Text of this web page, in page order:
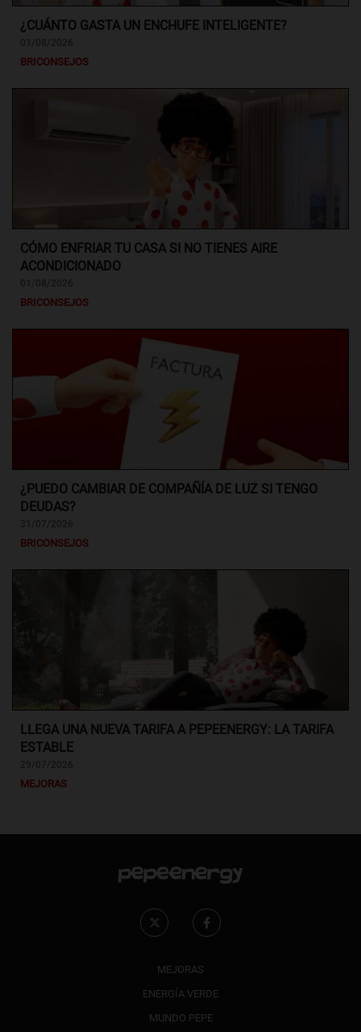
¿CUÁNTO GASTA UN ENCHUFE INTELIGENTE?
BRICONSEJOS
CÓMO ENFRIAR TU CASA SI NO TIENES AIRE
ACONDICIONADO
BRICONSEJOS
¿PUEDO CAMBIAR DE COMPAÑÍA DE LUZ SI TENGO
DEUDAS?
BRICONSEJOS
LLEGA UNA NUEVA TARIFA A PEPEENERGY: LA TARIFA
ESTABLE
MEJORAS
MEJORAS
ENERGÍA VERDE
MUNDO PEPE